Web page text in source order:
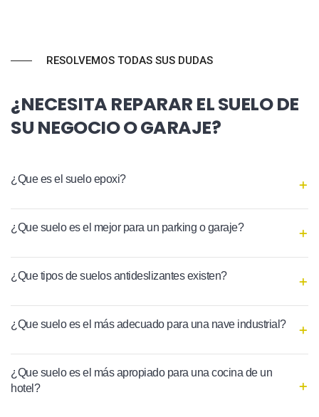
RESOLVEMOS TODAS SUS DUDAS
¿NECESITA REPARAR EL SUELO DE
SU NEGOCIO O GARAJE?
¿Que es el suelo epoxi?
¿Que suelo es el mejor para un parking o garaje?
¿Que tipos de suelos antideslizantes existen?
¿Que suelo es el más adecuado para una nave industrial?
¿Que suelo es el más apropiado para una cocina de un
hotel?